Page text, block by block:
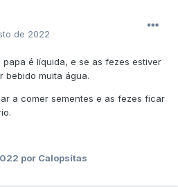
de 2022
papa é líquida, e se as fezes estiver
bebido muita água.
a comer sementes e as fezes ficar
por Calopsitas